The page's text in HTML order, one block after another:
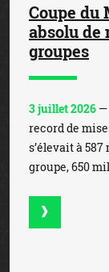
Coupe du
absolu de
groupes
3 juillet 2026 —
record de
s’élevait à 587
groupe, 650